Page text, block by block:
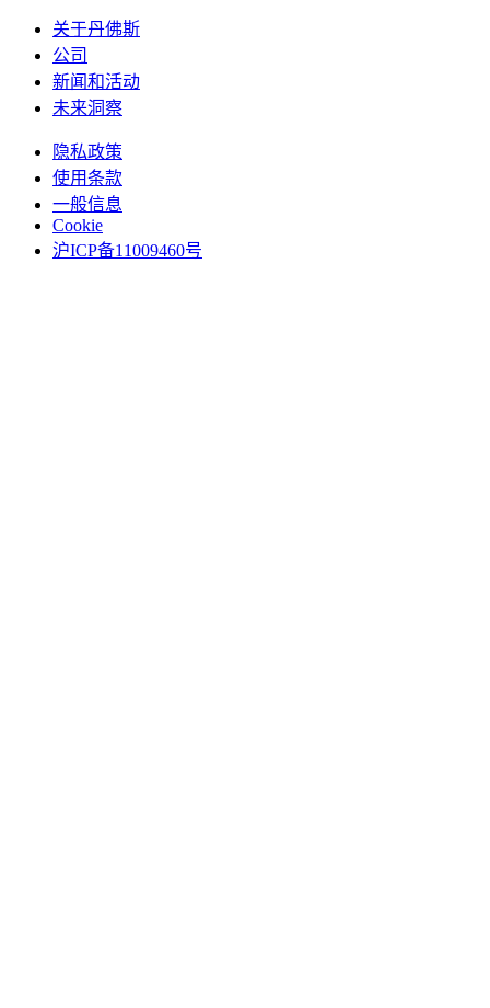
关于丹佛斯
公司
新闻和活动
未来洞察
隐私政策
使用条款
一般信息
Cookie
沪ICP备11009460号